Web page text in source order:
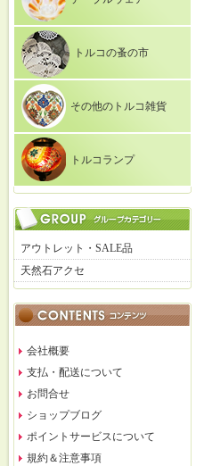
トルコの蚤の市
その他のトルコ雑貨
トルコランプ
アウトレット・SALE品
天然石アクセ
会社概要
支払・配送について
お問合せ
ショップブログ
ポイントサービスについて
規約＆注意事項